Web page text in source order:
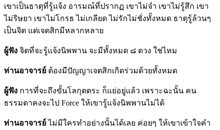
เขาเป็นธาตุที่รู้แจ้ง อารมณ์ที่ปรากฏ เขาไม่จำ เขาไม่รู้สึก เขา
ไม่ริษยา เขาไม่โกรธ ไม่เกลียด ไม่รักไม่ชั่งทั้งหมด ธาตุรู้ล้วนๆ
เป็นจิต แต่เจตสิกมีหลากหลาย
ผู้ฟัง จิตที่จะรู้แจ้งนิพพาน จะมีทั้งหมด ๘ ดวง ใช่ไหม
ท่านอาจารย์ ต้องมีปัญญาเจตสิกเกิดร่วมด้วยทั้งหมด
ผู้ฟัง การที่จะถึงขั้นโลกุตตระ ก็แย่อยู่แล้ว เพราะฉะนั้น คน
ธรรมดาคงจะไป Force ให้เขารู้แจ้งนิพพานไม่ได้
ท่านอาจารย์ไม่มีใครทำอย่างนั้นได้เลย ค่อยๆ ให้เขาเข้าใจคำ